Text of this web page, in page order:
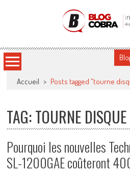
Blog Cobra
Accueil > Posts tagged "tourne
TAG: TOURNE DISQUE
Pourquoi les nouvelles
SL-1200GAE coûteront